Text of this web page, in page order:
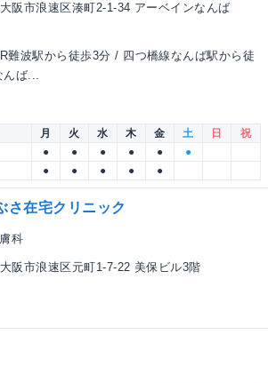
阪市浪速区湊町2-1-34 アーベインなんば
難波駅から徒歩3分 / 四つ橋線なんば駅から徒
んば...
月 火 水 木 金 土 日
祝
● ● ● ● ●
●
● ● ● ● ●
さ在宅クリニック
科
阪市浪速区元町1-7-22 美保ビル3階